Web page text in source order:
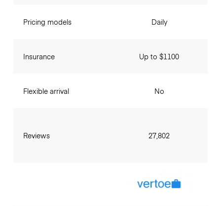
Pricing models
Insurance
Flexible arrival
Reviews
Daily
Up to $1100
No
27,802